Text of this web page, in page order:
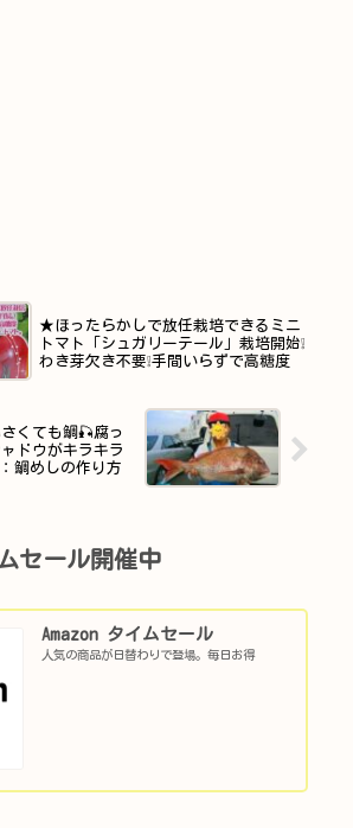
★ほったらかしで放任栽培できるミニ
トマト「シュガリーテール」栽培開始❕
わき芽欠き不要❕手間いらずで高糖度
くても鯛🎣腐っ
ドウがキラキラ
鯛めしの作り方
セール開催中
Amazon タイムセール
人気の商品が日替わりで登場。毎日お得